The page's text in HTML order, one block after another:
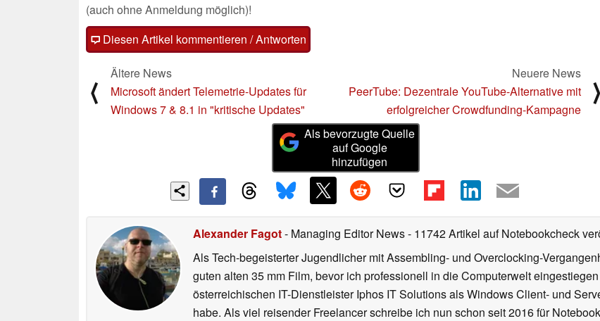
(auch ohne Anmeldung möglich)!
Diesen Artikel kommentieren / Antworten
⟨
Ältere News
Microsoft ändert Telemetrie-Updates für
Windows 7 & 8.1 in "kritische Updates"
Neuere News
PeerTube: Dezentrale YouTube-Alternative mit
erfolgreicher Crowdfunding-Kampagne
⟩
Als bevorzugte Quelle
auf Google
hinzufügen
Alexander Fagot- Managing Editor News- 11742 Artikel auf Notebookcheck
Als Tech-begeisterter Jugendlicher mit Assembling- und Overclocking-
guten alten 35 mm Film, bevor ich professionell in die Computerwelt
österreichischen IT-Dienstleister Iphos IT Solutions als Windows Client- und
habe. Als viel reisender Freelancer schreibe ich nun schon seit 2016 für